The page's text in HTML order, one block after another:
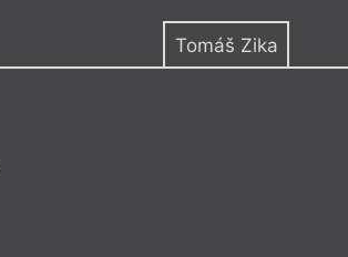
Tomáš Zika